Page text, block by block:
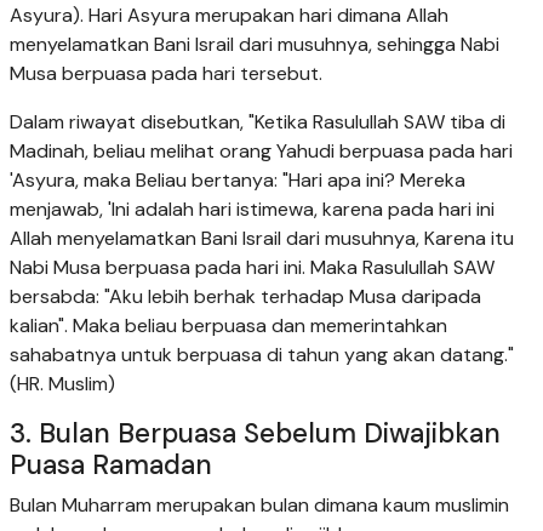
Asyura). Hari Asyura merupakan hari dimana Allah
menyelamatkan Bani Israil dari musuhnya, sehingga Nabi
Musa berpuasa pada hari tersebut.
Dalam riwayat disebutkan, "Ketika Rasulullah SAW tiba di
Madinah, beliau melihat orang Yahudi berpuasa pada hari
'Asyura, maka Beliau bertanya: "Hari apa ini? Mereka
menjawab, 'Ini adalah hari istimewa, karena pada hari ini
Allah menyelamatkan Bani Israil dari musuhnya, Karena itu
Nabi Musa berpuasa pada hari ini. Maka Rasulullah SAW
bersabda: "Aku lebih berhak terhadap Musa daripada
kalian". Maka beliau berpuasa dan memerintahkan
sahabatnya untuk berpuasa di tahun yang akan datang."
(HR. Muslim)
3. Bulan Berpuasa Sebelum Diwajibkan
Puasa Ramadan
Bulan Muharram merupakan bulan dimana kaum muslimin